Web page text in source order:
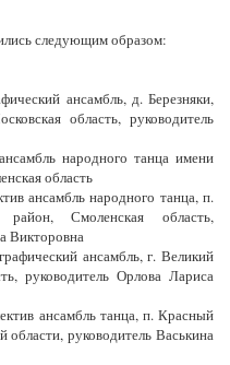
следующим образом:
ансамбль, д. Березняки,
область, руководитель
народного танца имени
область
ансамбль народного танца, п.
район, Смоленская область,
Викторовна
ансамбль, г. Великий
руководитель Орлова Лариса
ансамбль танца, п. Красный
руководитель Васькина